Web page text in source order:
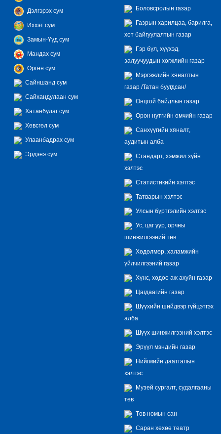
Дэлгэрэх сум
Иххэт сум
Замын-Үүд сум
Мандах сум
Өргөн сум
Сайншанд сум
Сайхандулаан сум
Хатанбулаг сум
Хөвсгөл сум
Улаанбадрах сум
Эрдэнэ сум
Боловсролын газар
Газрын харилцаа, барилга,
хот байгуулалтын газар
Гэр бүл, хүүхэд,
залуучуудын хөгжлийн газар
Мэргэжлийн хяналтын
газар /Татан буугдсан/
Онцгой байдлын газар
Орон нутгийн өмчийн газар
Санхүүгийн хяналт,
аудитын алба
Стандарт, хэмжил зүйн
хэлтэс
Статистикийн хэлтэс
Татварын хэлтэс
Улсын бүртгэлийн хэлтэс
Ус, цаг уур, орчны
шинжилгээний төв
Хөдөлмөр, халамжийн
үйлчилгээний газар
Хүнс, хөдөө аж ахуйн газар
Цагдаагийн газар
Шүүхийн шийдвэр гүйцэтгэх
алба
Шүүх шинжилгээний хэлтэс
Эрүүл мэндийн газар
Нийгмийн даатгалын
хэлтэс
Музей сургалт, судалгааны
төв
Төв номын сан
Саран хөхөө театр